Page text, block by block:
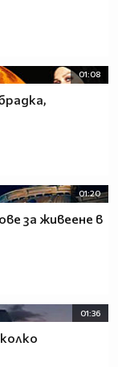
01:08
01:20
за живеене в
01:36